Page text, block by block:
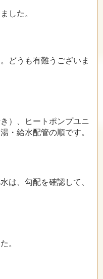
した。
うも有難うございま
）、ヒートポンプユニ
・給水配管の順です。
は、勾配を確認して、
。